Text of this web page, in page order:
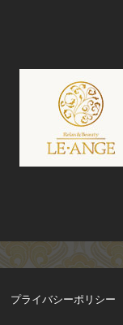
プライバシーポリシー